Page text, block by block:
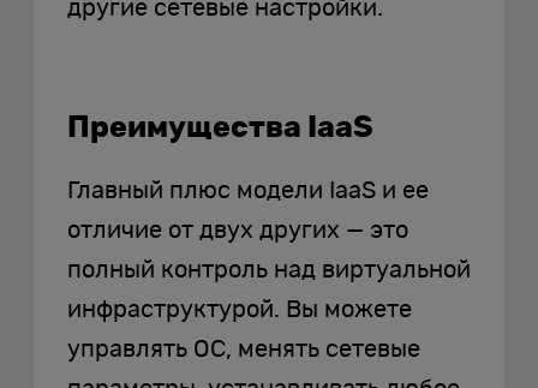
другие сетевые настройки.
Преимущества IaaS
Главный плюс модели IaaS и ее
отличие от двух других — это
полный контроль над виртуальной
инфраструктурой. Вы можете
управлять ОС, менять сетевые